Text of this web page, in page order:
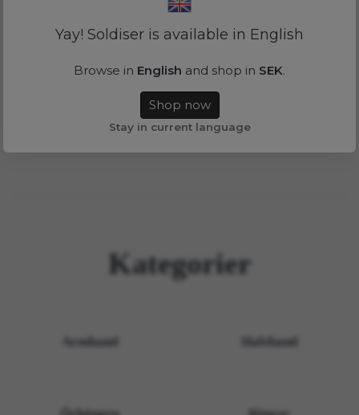
Kategorier
Armband Halsband
Yay! Soldiser is available in English
Browse in English and shop in SEK.
Shop now
Stay in current language